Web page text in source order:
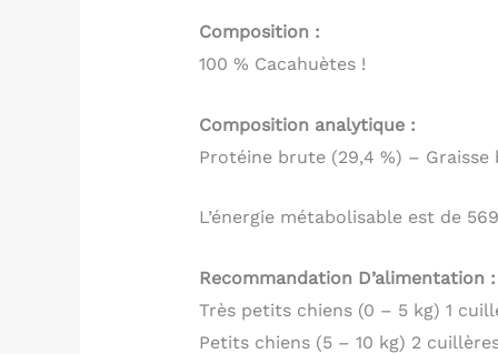
Composition :
100 % Cacahuètes !
Composition analytique :
Protéine brute (29,4 %) –
L’énergie métabolisable est de
Recommandation D’alimentation :
Très petits chiens (0 – 5 kg) 1
Petits chiens (5 – 10 kg) 2